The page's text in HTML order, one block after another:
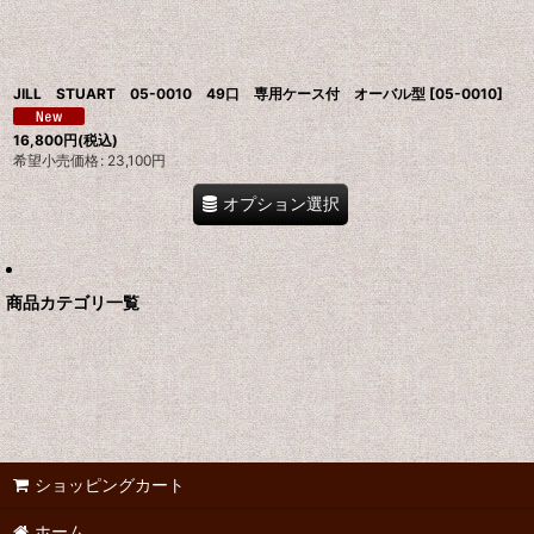
JILL STUART 05-0010 49口 専用ケース付 オーバル型 [05-0010]
16,800円(税込)
希望小売価格: 23,100円
オプション選択
商品カテゴリ一覧
ショッピングカート